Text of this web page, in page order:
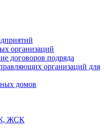
организаций
договоров подряда
организаций для
домов
ЖСК